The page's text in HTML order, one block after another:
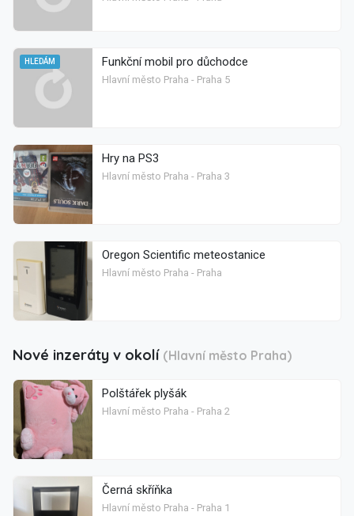
HLEDÁM Funkční mobil pro důchodce
Hlavní město Praha - Praha 5
Hry na PS3
Hlavní město Praha - Praha 3
Oregon Scientific meteostanice
Hlavní město Praha - Praha
Nové inzeráty v okolí (Hlavní město Praha)
Polštářek plyšák
Hlavní město Praha - Praha 2
Černá skříňka
Hlavní město Praha - Praha 1